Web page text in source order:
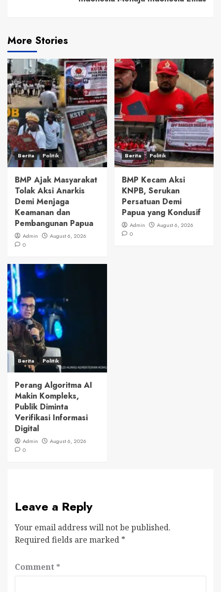
More Stories
Berita Politik
BMP Ajak Masyarakat
Tolak Aksi Anarkis
Demi Menjaga
Keamanan dan
Pembangunan Papua
Admin
August 6, 2026
0
Berita Politik
BMP Kecam Aksi
KNPB, Serukan
Persatuan Demi
Papua yang Kondusif
Admin
August 6, 2026
0
Berita Politik
Perang Algoritma AI
Makin Kompleks,
Publik Diminta
Verifikasi Informasi
Digital
Admin
August 6, 2026
0
Leave a Reply
Your email address will not be published.
Required fields are marked *
Comment *